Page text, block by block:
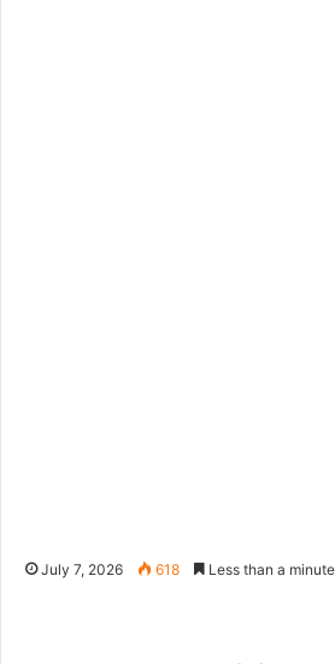
July 7, 2026 618 Less than a minute